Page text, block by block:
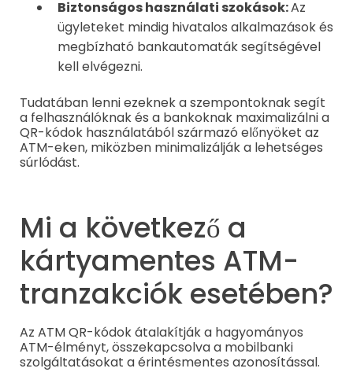
Biztonságos használati szokások:Az
ügyleteket mindig hivatalos alkalmazások és
megbízható bankautomaták segítségével
kell elvégezni.
Tudatában lenni ezeknek a szempontoknak segít
a felhasználóknak és a bankoknak maximalizálni a
QR-kódok használatából származó előnyöket az
ATM-eken, miközben minimalizálják a lehetséges
súrlódást.
Mi a következő a
kártyamentes ATM-
tranzakciók esetében?
Az ATM QR-kódok átalakítják a hagyományos
ATM-élményt, összekapcsolva a mobilbanki
szolgáltatásokat a érintésmentes azonosítással.